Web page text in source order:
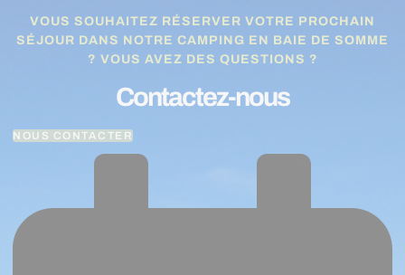
VOUS SOUHAITEZ RÉSERVER VOTRE PROCHAIN
SÉJOUR DANS NOTRE CAMPING EN BAIE DE SOMME
? VOUS AVEZ DES QUESTIONS ?
Contactez-nous
NOUS CONTACTER